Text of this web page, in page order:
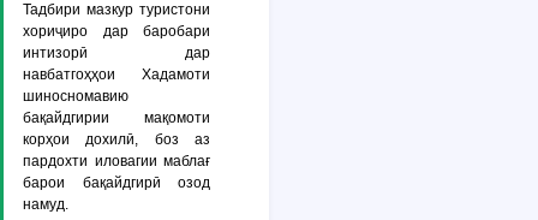
Тадбири мазкур туристони
хориҷиро дар баробари
интизорӣ дар
навбатгоҳҳои Хадамоти
шиносномавию
бақайдгирии мақомоти
корҳои дохилӣ, боз аз
пардохти иловагии маблағ
барои бақайдгирӣ озод
намуд.